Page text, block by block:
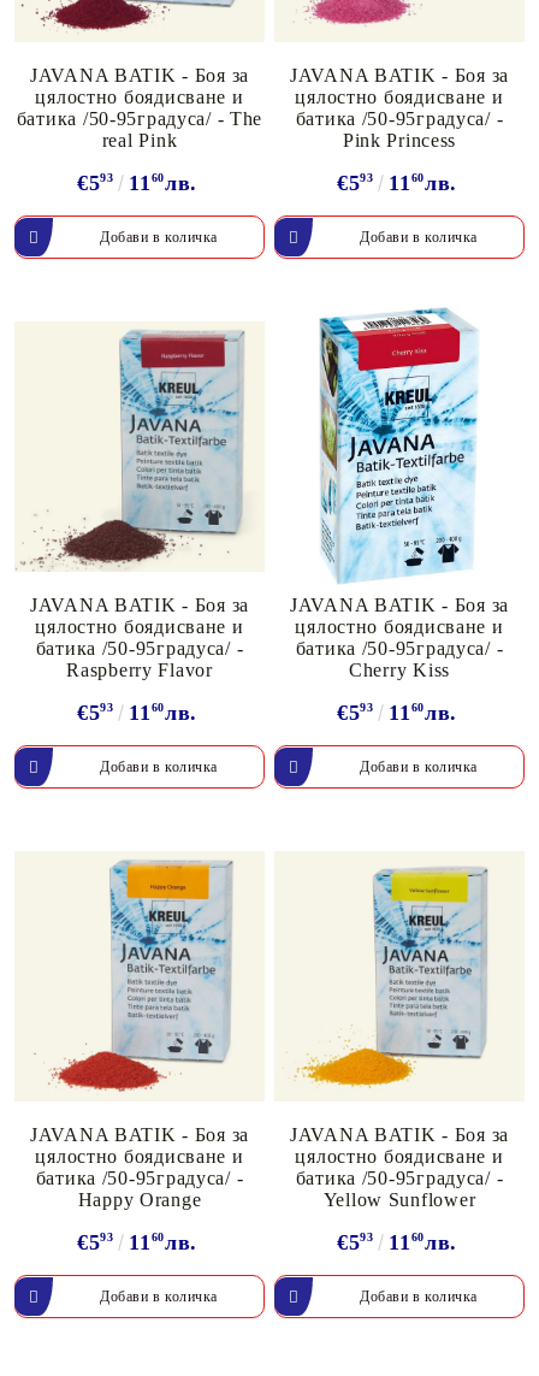
JAVANA BATIK - Боя за
цялостно боядисване и
батика /50-95градуса/ - The
real Pink
€593 1160лв.
JAVANA BATIK - Боя за
цялостно боядисване и
батика /50-95градуса/ -
Pink Princess
€593 1160лв.
JAVANA BATIK - Боя за
цялостно боядисване и
батика /50-95градуса/ -
Raspberry Flavor
€593 1160лв.
JAVANA BATIK - Боя за
цялостно боядисване и
батика /50-95градуса/ -
Cherry Kiss
€593 1160лв.
JAVANA BATIK - Боя за
цялостно боядисване и
батика /50-95градуса/ -
Happy Orange
€593 1160лв.
JAVANA BATIK - Боя за
цялостно боядисване и
батика /50-95градуса/ -
Yellow Sunflower
€593 1160лв.